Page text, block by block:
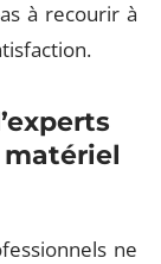
à recourir à
ne